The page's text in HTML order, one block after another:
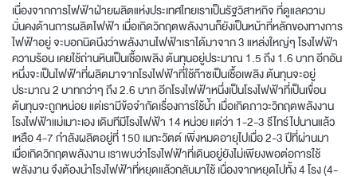
เนื่องจากการไฟฟ้าฝ่ายผลิตแห่งประเทศไทยเราเป็นรัฐวิสาหกิจ ที่ดูแลความ
มั่นคงด้านการผลิตไฟฟ้า เมื่อเกิดวิกฤตพลังงานก็ยังเป็นหน้าที่หลักของทางการ
ไฟฟ้าอยู่ จะบอกนิดนึงว่าพลังงานไฟฟ้าเราได้มาจาก 3 แหล่งใหญ่ๆ โรงไฟฟ้า
ความร้อน เคยใช้ถ่านหินเป็นเชื้อเพลิง ต้นทุนอยู่ประมาณ 1.5 ถึง 1.6 บาท อีกอัน
หนึ่งจะเป็นไฟฟ้าที่ผลิตมาจากโรงไฟฟ้าที่ใช้ก๊าซเป็นเชื้อเพลิง ต้นทุนจะอยู่
ประมาณ 2 บาทกว่าๆ ถึง 2.6 บาท อีกโรงไฟฟ้าหนึ่งเป็นโรงไฟฟ้าที่เป็นเขื่อน
ต้นทุนจะถูกหน่อย แต่เรามีข้อจำกัดเรื่องการใช้น้ำ เมื่อเกิดภาวะวิกฤตพลังงาน
โรงไฟฟ้าแม่เมาะเอง เดิมทีมีโรงไฟฟ้า 14 หน่วย แต่ว่า 1-2-3 รีไทร์ไปนานแล้ว
เหลือ 4-7 กำลังผลิตอยู่ที่ 150 เมกะวัตต์ เพิ่งหมดอายุไปเมื่อ 2-3 ปีที่ผ่านมา
เมื่อเกิดวิกฤตพลังงาน เราพบว่าโรงไฟฟ้าที่เดินอยู่ยังไม่เพียงพอต่อการใช้
พลังงาน จึงต้องนำโรงไฟฟ้าที่หยุดแล้วกลับมาใช้ เนื่องจากหยุดไปทั้ง 4 โรง (4-